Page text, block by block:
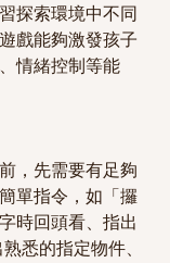
探索環境中不同
戲能夠激發孩子
情緒控制等能
，先需要有足夠
單指令，如「攞
時回頭看、指出
悉的指定物件、